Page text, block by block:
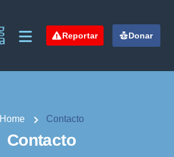
Reportar Donar
Home Contacto
Contacto